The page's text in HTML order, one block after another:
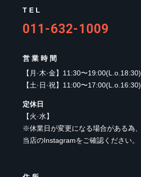
TEL
011-632-1009
営業時間
【 月·木·金】 11:30〜19:00(L.o.18:30)
【土·日·祝】 11:00〜17:00(L.o.16:30)
定休日
【火·水】
※休業日が変更になる場合がある為、
当店のInstagramをご確認ください。